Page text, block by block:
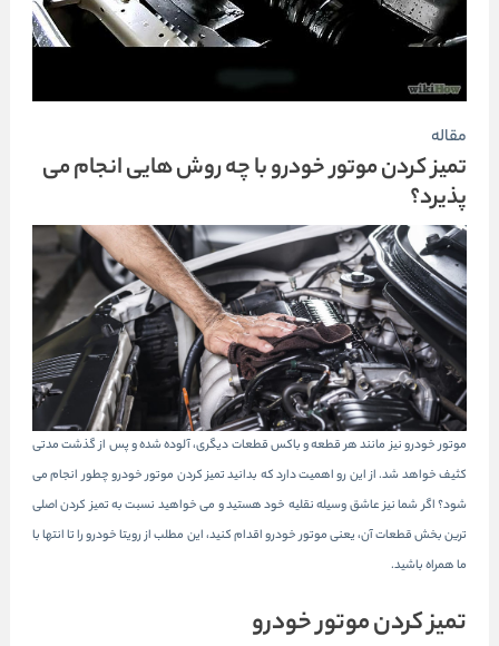
مقاله
تمیز کردن موتور خودرو با چه روش هایی انجام می
پذیرد؟
موتور خودرو نیز مانند هر قطعه و باکس قطعات دیگری، آلوده شده و پس از گذشت مدتی
کثیف خواهد شد. از این رو اهمیت دارد که بدانید تمیز کردن موتور خودرو چطور انجام می
شود؟ اگر شما نیز عاشق وسیله نقلیه خود هستید و می خواهید نسبت به تمیز کردن اصلی
ترین بخش قطعات آن، یعنی موتور خودرو اقدام کنید، این مطلب ازرویتا خودرورا تا انتها با
ما همراه باشید.
تمیز کردن موتور خودرو